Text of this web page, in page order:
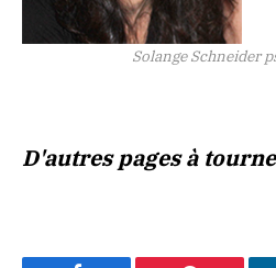
Solange Schneider
D'autres pages à